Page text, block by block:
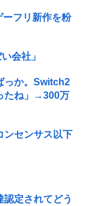
フリ新作を粉
会社」
っか。Switch2
たね」→300万
ンセンサス以下
定されてどう